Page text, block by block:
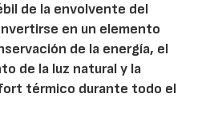
de la envolvente del
en un elemento
de la energía, el
de la luz natural y la
térmico durante todo el